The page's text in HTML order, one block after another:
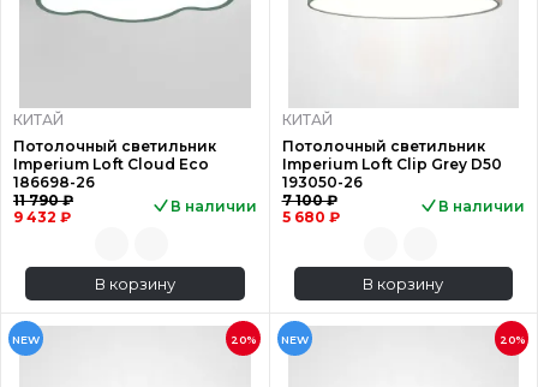
КИТАЙ
Потолочный светильник
Imperium Loft Cloud Eco
186698-26
11 790 ₽
9 432 ₽
В наличии
В корзину
КИТАЙ
Потолочный светильник
Imperium Loft Clip Grey D50
193050-26
7 100 ₽
5 680 ₽
В наличии
В корзину
NEW 20% NEW 20%